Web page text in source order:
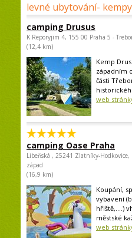
levné ubytování- kempy
camping Drusus
K Reporyjim 4, 155 00 Praha 5 -
(12,4 km)
Kemp
západním
části
web
camping Oase Praha
Libeňská , 25241 Zlatníky-Hodkovice,
západ
(16,9 km)
Koupání,
vybavení
hřiště,....)
městské
web